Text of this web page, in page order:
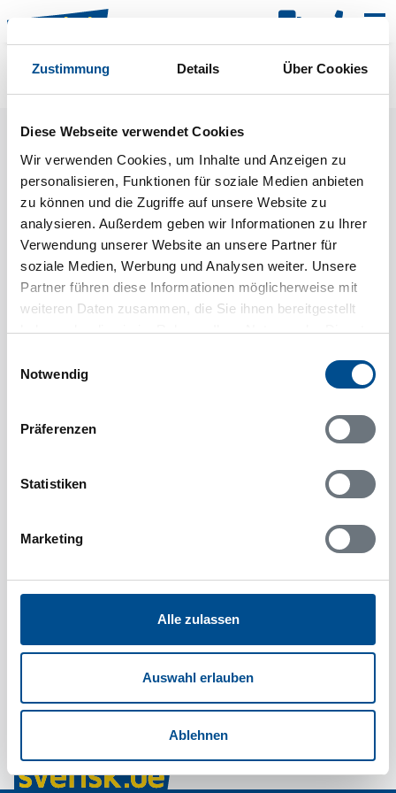
Zustimmung Details Über Cookies
Diese Webseite verwendet Cookies
Wir verwenden Cookies, um Inhalte und Anzeigen zu
personalisieren, Funktionen für soziale Medien anbieten
zu können und die Zugriffe auf unsere Website zu
analysieren. Außerdem geben wir Informationen zu Ihrer
Verwendung unserer Website an unsere Partner für
soziale Medien, Werbung und Analysen weiter. Unsere
Partner führen diese Informationen möglicherweise mit
weiteren Daten zusammen, die Sie ihnen bereitgestellt
haben oder die sie im Rahmen Ihrer Nutzung der Dienste
Notwendig
Präferenzen
Statistiken
Marketing
Alle zulassen
Auswahl erlauben
Ablehnen
Filter Raster